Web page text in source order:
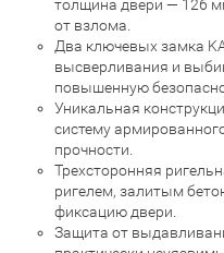
толщина двери — 126
от взлома.
Два ключевых замка
высверливания и
повышенную
Уникальная
систему
прочности.
Трехсторонняя
ригелем, залитым
фиксацию двери.
Защита от